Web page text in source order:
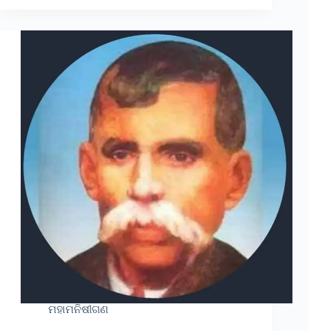
ମହାମନିଷୀଗଣ